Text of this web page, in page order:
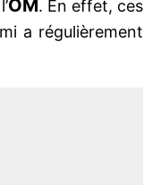
OM. En effet, ces
a régulièrement